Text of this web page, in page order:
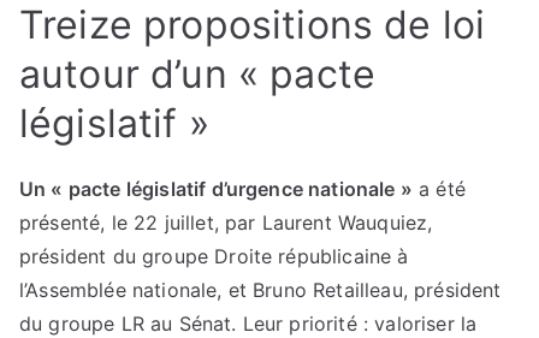
Treize propositions de loi
autour d’un « pacte
législatif »
Un « pacte législatif d’urgence nationale » a été
présenté, le 22 juillet, par Laurent Wauquiez,
président du groupe Droite républicaine à
l’Assemblée nationale, et Bruno Retailleau, président
du groupe LR au Sénat. Leur priorité : valoriser la